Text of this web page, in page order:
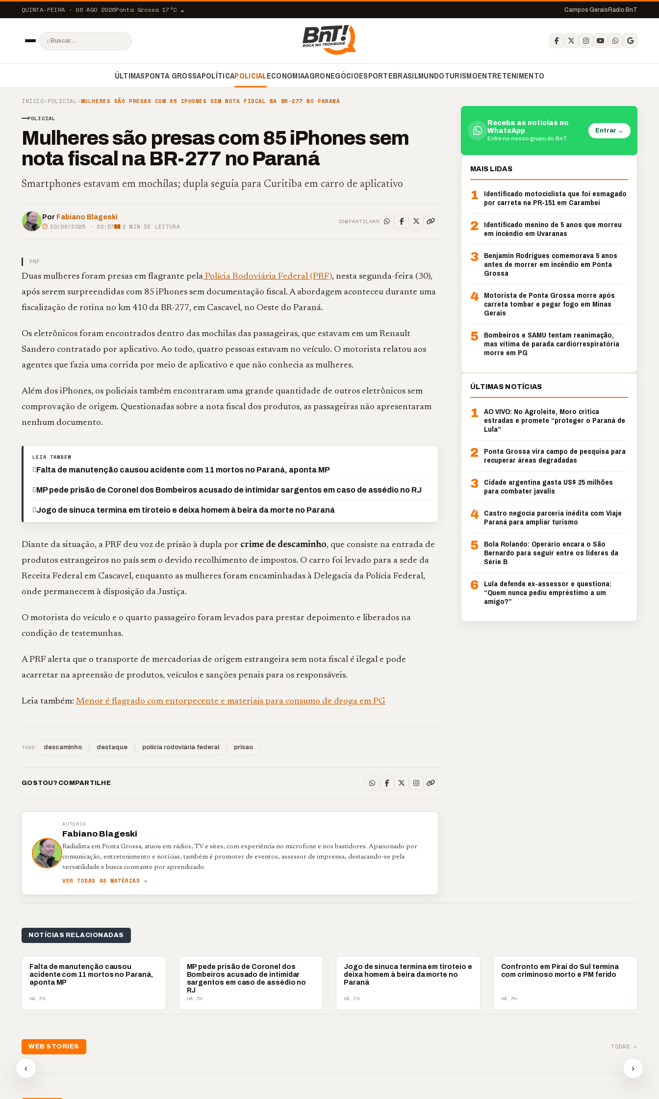
QUINTA-FEIRA · 06 AGO 2026Ponta Grossa17 °C ☁️ Campos Gerais Rádio BnT
⌕
ÚLTIMASPONTA GROSSAPOLÍTICAPOLICIALECONOMIAAGRONEGÓCIOESPORTEBRASILMUNDOTURISMOENTRETENIMENTO
INÍCIO›POLICIAL ›MULHERES SÃO PRESAS COM 85 IPHONES SEM NOTA FISCAL NA BR-277 NO PARANÁ
POLICIAL
Mulheres são presas com 85 iPhones sem
nota fiscal na BR-277 no Paraná
Smartphones estavam em mochilas; dupla seguia para Curitiba em carro de aplicativo
Por Fabiano Blageski
30/06/2025 · 20:57 2 MIN DE LEITURA
COMPARTILHAR
PRF
Duas mulheres foram presas em flagrante pela Polícia Rodoviária Federal (PRF), nesta segunda-feira (30),
após serem surpreendidas com 85 iPhones sem documentação fiscal. A abordagem aconteceu durante uma
fiscalização de rotina no km 410 da BR-277, em Cascavel, no Oeste do Paraná.
Os eletrônicos foram encontrados dentro das mochilas das passageiras, que estavam em um Renault
Sandero contratado por aplicativo. Ao todo, quatro pessoas estavam no veículo. O motorista relatou aos
agentes que fazia uma corrida por meio de aplicativo e que não conhecia as mulheres.
Além dos iPhones, os policiais também encontraram uma grande quantidade de outros eletrônicos sem
comprovação de origem. Questionadas sobre a nota fiscal dos produtos, as passageiras não apresentaram
nenhum documento.
LEIA TAMBÉM
Falta de manutenção causou acidente com 11 mortos no Paraná, aponta MP
MP pede prisão de Coronel dos Bombeiros acusado de intimidar sargentos em caso de assédio no RJ
Jogo de sinuca termina em tiroteio e deixa homem à beira da morte no Paraná
Diante da situação, a PRF deu voz de prisão à dupla por crime de descaminho, que consiste na entrada de
produtos estrangeiros no país sem o devido recolhimento de impostos. O carro foi levado para a sede da
Receita Federal em Cascavel, enquanto as mulheres foram encaminhadas à Delegacia da Polícia Federal,
onde permanecem à disposição da Justiça.
O motorista do veículo e o quarto passageiro foram levados para prestar depoimento e liberados na
condição de testemunhas.
A PRF alerta que o transporte de mercadorias de origem estrangeira sem nota fiscal é ilegal e pode
acarretar na apreensão de produtos, veículos e sanções penais para os responsáveis.
Leia também: Menor é flagrado com entorpecente e materiais para consumo de droga em PG
TAGS descaminho destaque polícia rodoviária federal prisao
GOSTOU? COMPARTILHE
AUTORIA
Fabiano Blageski
Radialista em Ponta Grossa, atuou em rádios, TV e sites, com experiência no microfone e nos bastidores. Apaixonado por
comunicação, entretenimento e notícias, também é promoter de eventos, assessor de imprensa, destacando-se pela
versatilidade e busca constante por aprendizado.
VER TODAS AS MATÉRIAS →
Receba as notícias no
WhatsApp
Entre no nosso grupo do BnT
Entrar →
MAIS LIDAS
1
Identificado motociclista que foi esmagado
por carreta na PR-151 em Carambeí
2
Identificado menino de 5 anos que morreu
em incêndio em Uvaranas
3 Benjamin Rodrigues comemorava 5 anos
antes de morrer em incêndio em Ponta
Grossa
4 Motorista de Ponta Grossa morre após
carreta tombar e pegar fogo em Minas
Gerais
5 Bombeiros e SAMU tentam reanimação,
mas vítima de parada cardiorrespiratória
morre em PG
ÚLTIMAS NOTÍCIAS
1 AO VIVO: No Agroleite, Moro critica
estradas e promete “proteger o Paraná de
Lula”
2
Ponta Grossa vira campo de pesquisa para
recuperar áreas degradadas
3 Cidade argentina gasta US$ 25 milhões
para combater javalis
4 Castro negocia parceria inédita com Viaje
Paraná para ampliar turismo
5 Bola Rolando: Operário encara o São
Bernardo para seguir entre os líderes da
Série B
6 Lula defende ex-assessor e questiona:
“Quem nunca pediu empréstimo a um
amigo?”
NOTÍCIAS RELACIONADAS
POLICIAL
Falta de manutenção causou
acidente com 11 mortos no Paraná,
aponta MP
HÁ 7H
POLICIAL
MP pede prisão de Coronel dos
Bombeiros acusado de intimidar
sargentos em caso de assédio no
RJ
HÁ 7H
POLICIAL
Jogo de sinuca termina em tiroteio e
deixa homem à beira da morte no
Paraná
HÁ 7H
POLICIAL
Confronto em Piraí do Sul termina
com criminoso morto e PM ferido
HÁ 7H
WEB STORIES TODAS →
‹
🛍️ Atendimento ainda é
o diferencial nas vendas
e
›